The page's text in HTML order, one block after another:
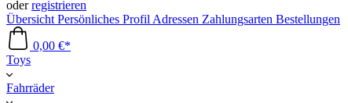
oderregistrieren
Übersicht Persönliches Profil Adressen Zahlungsarten Bestellungen
0,00 €*
Toys
Fahrräder